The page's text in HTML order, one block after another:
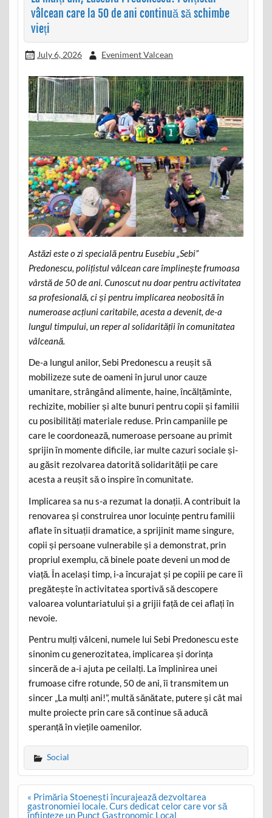
vâlcean care la 50 de ani continuă să schimbe
vieți
July 6, 2026 Eveniment Valcean
Astăzi este o zi specială pentru Eusebiu „Sebi”
Predonescu, polițistul vâlcean care împlinește frumoasa
vârstă de 50 de ani. Cunoscut nu doar pentru activitatea
sa profesională, ci și pentru implicarea neobosită în
numeroase acțiuni caritabile, acesta a devenit, de-a
lungul timpului, un reper al solidarității în comunitatea
vâlceană.
De-a lungul anilor, Sebi Predonescu a reușit să
mobilizeze sute de oameni în jurul unor cauze
umanitare, strângând alimente, haine, încălțăminte,
rechizite, mobilier și alte bunuri pentru copii și familii
cu posibilități materiale reduse. Prin campaniile pe
care le coordonează, numeroase persoane au primit
sprijin în momente dificile, iar multe cazuri sociale și-
au găsit rezolvarea datorită solidarității pe care
acesta a reușit să o inspire în comunitate.
Implicarea sa nu s-a rezumat la donații. A contribuit la
renovarea și construirea unor locuințe pentru familii
aflate în situații dramatice, a sprijinit mame singure,
copii și persoane vulnerabile și a demonstrat, prin
propriul exemplu, că binele poate deveni un mod de
viață. În același timp, i-a încurajat și pe copiii pe care îi
pregătește în activitatea sportivă să descopere
valoarea voluntariatului și a grijii față de cei aflați în
nevoie.
Pentru mulți vâlceni, numele lui Sebi Predonescu este
sinonim cu generozitatea, implicarea și dorința
sinceră de a-i ajuta pe ceilalți. La împlinirea unei
frumoase cifre rotunde, 50 de ani, îi transmitem un
sincer „La mulți ani!”, multă sănătate, putere și cât mai
multe proiecte prin care să continue să aducă
speranță în viețile oamenilor.
Social
Post
navigation
« Primăria Stoenești încurajează dezvoltarea
gastronomiei locale. Curs dedicat celor care vor să
înființeze un Punct Gastronomic Local